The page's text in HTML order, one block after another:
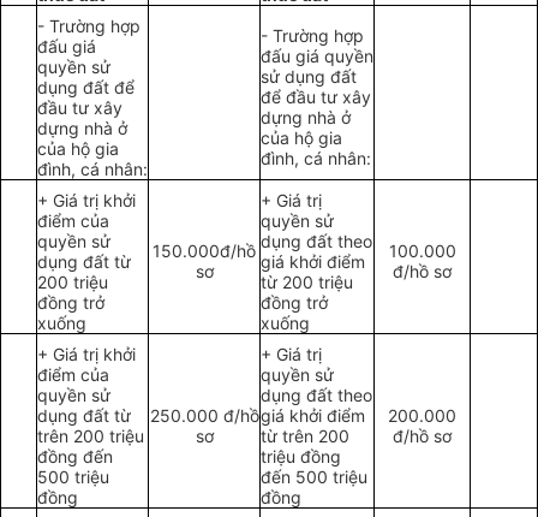
- Trường hợp
đấu giá
quyền sử
dụng đất để
đầu tư xây
dựng nhà ở
của hộ gia
đình, cá nhân:
- Trường hợp
đấu giá quyền
sử dụng đất
để đầu tư xây
dựng nhà ở
của hộ gia
đình, cá nhân:
+ Giá trị khởi
điểm của
quyền sử
dụng đất từ
200 triệu
đồng trở
xuống
150.000đ/hồ
sơ
+ Giá trị
quyền sử
dụng đất theo
giá khởi điểm
từ 200 triệu
đồng trở
xuống
100.000
đ/hồ sơ
+ Giá trị khởi
điểm của
quyền sử
dụng đất từ
trên 200 triệu
đồng đến
500 triệu
đồng
250.000 đ/hồ
sơ
+ Giá trị
quyền sử
dụng đất theo
giá khởi điểm
từ trên 200
triệu đồng
đến 500 triệu
đồng
200.000
đ/hồ sơ